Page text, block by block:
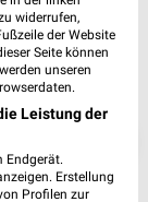
widerrufen,
der Website
Seite können
unseren
Leistung der
Endgerät.
Erstellung
Profilen zur